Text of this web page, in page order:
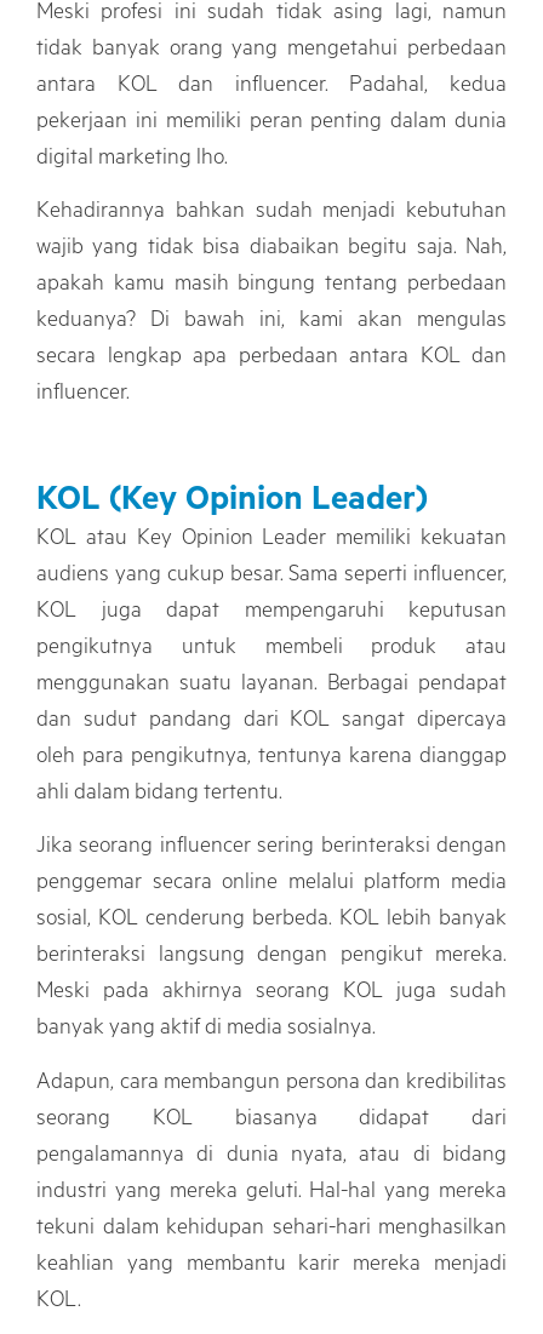
Meski profesi ini sudah tidak asing lagi, namun
tidak banyak orang yang mengetahui perbedaan
antara KOL dan influencer. Padahal, kedua
pekerjaan ini memiliki peran penting dalam dunia
digital marketing lho.
Kehadirannya bahkan sudah menjadi kebutuhan
wajib yang tidak bisa diabaikan begitu saja. Nah,
apakah kamu masih bingung tentang perbedaan
keduanya? Di bawah ini, kami akan mengulas
secara lengkap apa perbedaan antara KOL dan
influencer.
KOL (Key Opinion Leader)
KOL atau Key Opinion Leader memiliki kekuatan
audiens yang cukup besar. Sama seperti influencer,
KOL juga dapat mempengaruhi keputusan
pengikutnya untuk membeli produk atau
menggunakan suatu layanan. Berbagai pendapat
dan sudut pandang dari KOL sangat dipercaya
oleh para pengikutnya, tentunya karena dianggap
ahli dalam bidang tertentu.
Jika seorang influencer sering berinteraksi dengan
penggemar secara online melalui platform media
sosial, KOL cenderung berbeda. KOL lebih banyak
berinteraksi langsung dengan pengikut mereka.
Meski pada akhirnya seorang KOL juga sudah
banyak yang aktif di media sosialnya.
Adapun, cara membangun persona dan kredibilitas
seorang KOL biasanya didapat dari
pengalamannya di dunia nyata, atau di bidang
industri yang mereka geluti. Hal-hal yang mereka
tekuni dalam kehidupan sehari-hari menghasilkan
keahlian yang membantu karir mereka menjadi
KOL.